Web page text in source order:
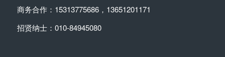
商务合作：15313775686，13651201171
招贤纳士：010-84945080